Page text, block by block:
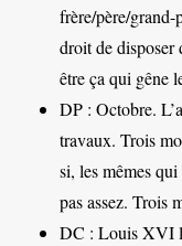
frère/père/grand-
droit de disposer
être ça qui gêne
DP : Octobre.
travaux. Trois
si, les mêmes
pas assez. Trois
DC : Louis XVI